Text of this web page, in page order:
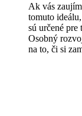
Ak vás
tomuto
sú určené
Osobný
na to, či si